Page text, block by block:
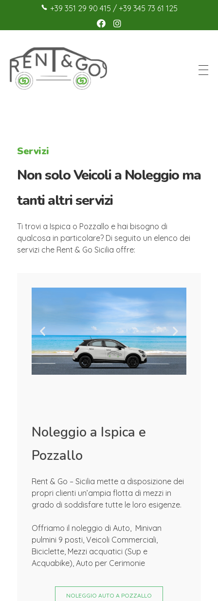
+39 351 29 90 415 / +39 345 73 61 125
Servizi
Non solo Veicoli a Noleggio ma
tanti altri servizi
Ti trovi a Ispica o Pozzallo e hai bisogno di
qualcosa in particolare? Di seguito un elenco dei
servizi che Rent & Go Sicilia offre:
Noleggio a Ispica e
Pozzallo
Rent & Go – Sicilia mette a disposizione dei
propri clienti un’ampia flotta di mezzi in
grado di soddisfare tutte le loro esigenze.
Offriamo il noleggio di Auto, Minivan
pulmini 9 posti, Veicoli Commerciali,
Biciclette, Mezzi acquatici (Sup e
Acquabike), Auto per Cerimonie
NOLEGGIO AUTO A POZZALLO